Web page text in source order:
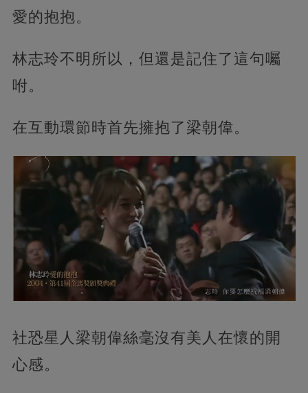
愛的抱抱。
林志玲不明所以，但還是記住了這句囑
咐。
在互動環節時首先擁抱了梁朝偉。
社恐星人梁朝偉絲毫沒有美人在懷的開
心感。